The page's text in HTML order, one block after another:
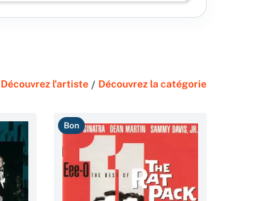
Découvrez l'artiste / Découvrez la catégorie
Bon